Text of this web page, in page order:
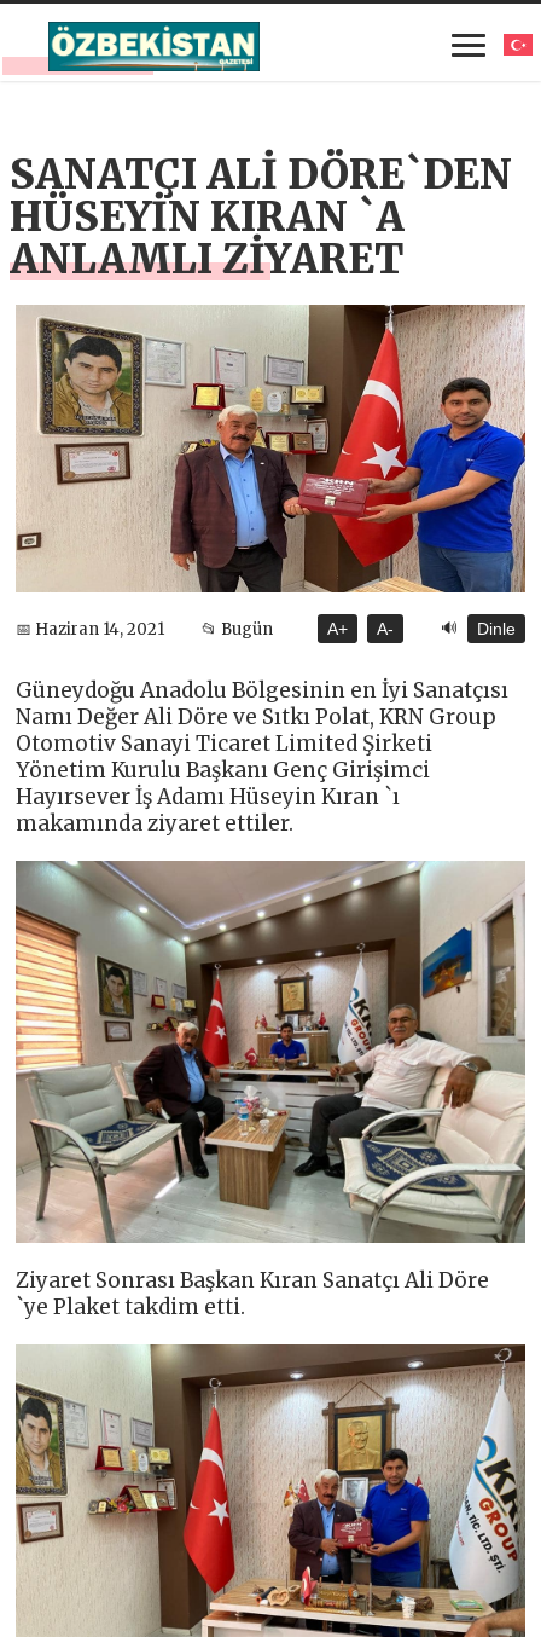
SANATÇI ALİ DÖRE`DEN
HÜSEYİN KIRAN `A
ANLAMLI ZİYARET
📅 Haziran 14, 2021 📂 Bugün A+ A- 🔊 Dinle
Güneydoğu Anadolu Bölgesinin en İyi Sanatçısı
Namı Değer Ali Döre ve Sıtkı Polat, KRN Group
Otomotiv Sanayi Ticaret Limited Şirketi
Yönetim Kurulu Başkanı Genç Girişimci
Hayırsever İş Adamı Hüseyin Kıran `ı
makamında ziyaret ettiler.
Ziyaret Sonrası Başkan Kıran Sanatçı Ali Döre
`ye Plaket takdim etti.